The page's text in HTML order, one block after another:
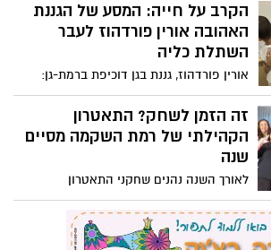
הקרב על חייה: המסע של הגננת
האהובה אורין פורדהוז לעבר
השתלת כליה
אורין פורדהוז, גננת בגן דוכיפת ברמת-גן:
״מקווה לחזור בספטמבר לגן בריאה יותר, עם
כוחות מחודשים ומסר של ניצחון אישי
ולאומי״
זה הזמן לשחק? התאטרון
הקהילתי של רמת השקמה מסיים
שנה
לאורך השנה נהנים שחקני התאטרון
מהנחייתה של היוצרת צופית שפאן. בסוף
החודש הם יעלו עם המופע השנתי